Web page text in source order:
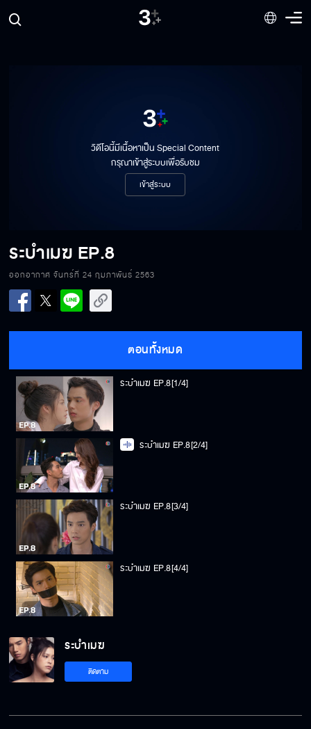
วิดีโอนี้มีเนื้อหาเป็น Special Content
กรุณาเข้าสู่ระบบเพื่อรับชม
เข้าสู่ระบบ
ระบำเมฆ EP.8
ออกอากาศ จันทร์ที่ 24 กุมภาพันธ์ 2563
ตอนทั้งหมด
ระบำเมฆ EP.8[1/4]
ระบำเมฆ EP.8[2/4]
ระบำเมฆ EP.8[3/4]
ระบำเมฆ EP.8[4/4]
ระบำเมฆ
ติดตาม